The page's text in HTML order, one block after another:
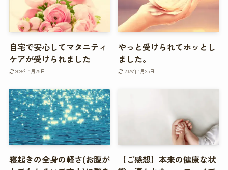
自宅で安心してマタニティ
ケアが受けられました
2026年1月25日
やっと受けられてホッとし
ました。
2026年1月25日
寝起きの全身の軽さ(お腹が
【ご感想】本来の健康な状